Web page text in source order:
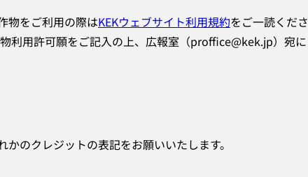
物をご利用の際はKEKウェブサイト利用規約をご一読くださ
利用許可願をご記入の上、広報室（proffice@kek.jp）宛に
のクレジットの表記をお願いいたします。